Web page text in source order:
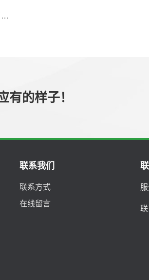
…
有的样子！
联系我们
联系方式
在线留言